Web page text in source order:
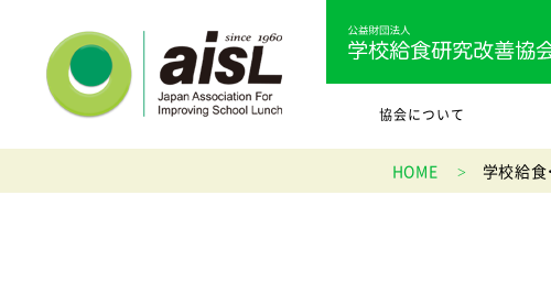
協会について
HOME 学校給食